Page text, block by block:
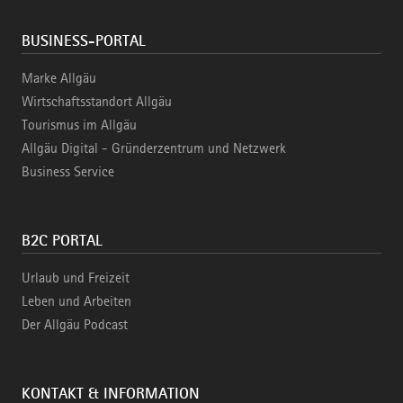
BUSINESS-PORTAL
Marke Allgäu
Wirtschaftsstandort Allgäu
Tourismus im Allgäu
Allgäu Digital - Gründerzentrum und Netzwerk
Business Service
B2C PORTAL
Urlaub und Freizeit
Leben und Arbeiten
Der Allgäu Podcast
KONTAKT & INFORMATION